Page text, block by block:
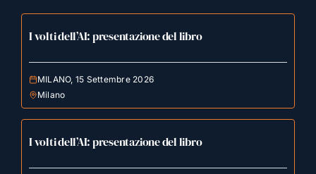
I volti dell’AI: presentazione del libro
MILANO, 15 Settembre 2026
Milano
I volti dell’AI: presentazione del libro